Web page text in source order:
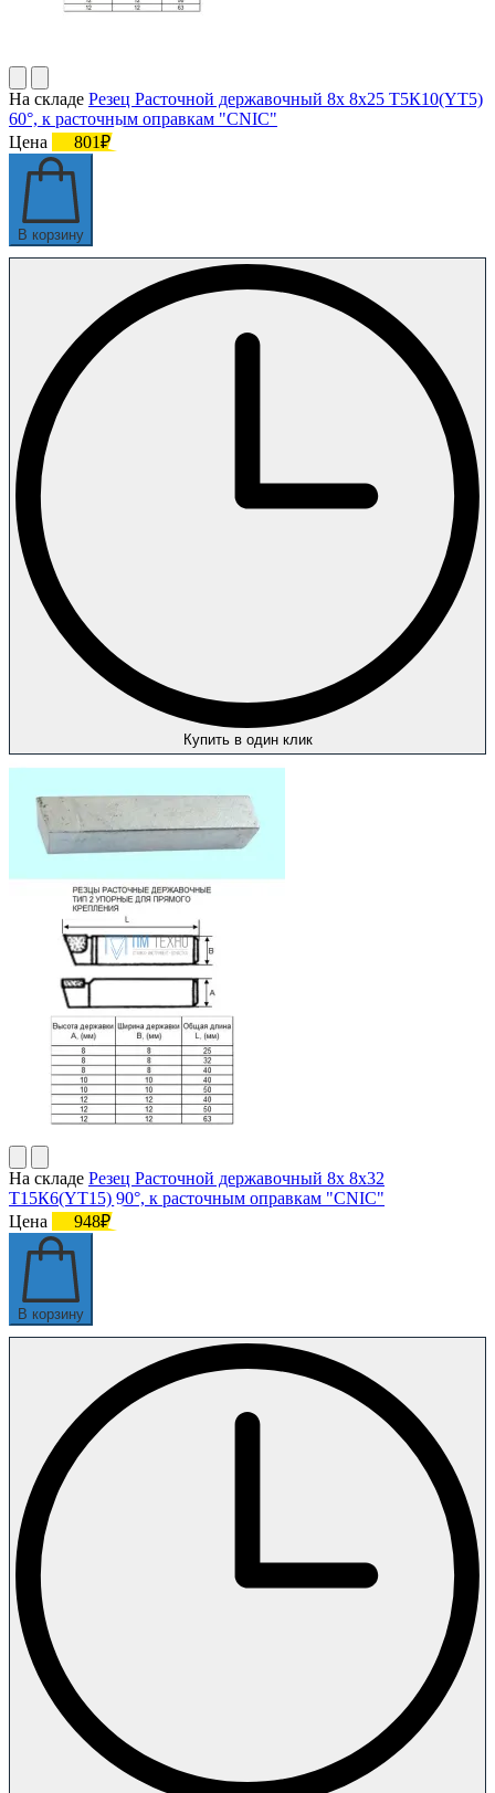
На складе Резец Расточной державочный 8х 8х25 Т5К10(YT5)
60°, к расточным оправкам "CNIC"
Цена
801₽
В корзину
Купить в один клик
На складе Резец Расточной державочный 8х 8х32
Т15К6(YT15) 90°, к расточным оправкам "CNIC"
Цена
948₽
В корзину